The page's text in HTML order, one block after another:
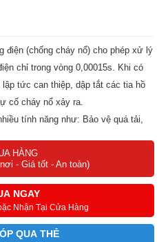
điện (chống cháy nổ) cho phép xử lý
chỉ trong vòng 0,00015s. Khi có
tức can thiệp, dập tắt các tia hồ
cố cháy nổ xảy ra.
tính năng như: Bảo vệ quá tải,
HÀNG
- Giá tốt - An toàn)
NGAY
Nhận Tại Cửa Hàng
QUA THẺ